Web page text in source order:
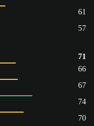
61
57
71
66
67
74
70